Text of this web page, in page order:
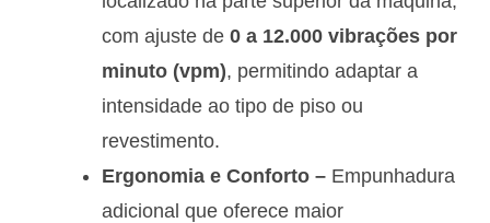
com ajuste de 0 a 12.000 vibrações por
minuto (vpm), permitindo adaptar a
intensidade ao tipo de piso ou
revestimento.
Ergonomia e Conforto – Empunhadura
adicional que oferece maior